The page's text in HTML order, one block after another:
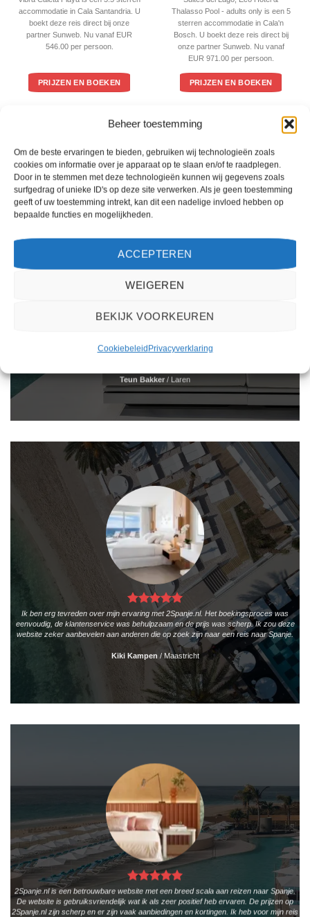
Beheer toestemming
Om de beste ervaringen te bieden, gebruiken wij technologieën zoals
cookies om informatie over je apparaat op te slaan en/of te raadplegen.
Door in te stemmen met deze technologieën kunnen wij gegevens zoals
surfgedrag of unieke ID's op deze site verwerken. Als je geen toestemming
geeft of uw toestemming intrekt, kan dit een nadelige invloed hebben op
bepaalde functies en mogelijkheden.
ACCEPTEREN
WEIGEREN
BEKIJK VOORKEUREN
CookiebeleidPrivacyverklaring
5
accommodatie in Cala Santandria. U
boekt deze reis direct bij onze
partner Sunweb. Nu vanaf EUR
546.00 per persoon.
PRIJZEN EN BOEKEN
Thalasso Pool - adults only is een 5
sterren accommodatie in Cala'n
Bosch. U boekt deze reis direct bij
onze partner Sunweb. Nu vanaf
EUR 971.00 per persoon.
PRIJZEN EN BOEKEN
WAT ZE OVER ONS ZEGGEN
vakantie te vinden. De zoekresultaten zijn overzichtelijk en tonen alle belangrijke
Teun Bakker / Laren
Ik ben erg tevreden over mijn ervaring met 2Spanje.nl. Het boekingsproces was
eenvoudig, de klantenservice was behulpzaam en de prijs was scherp. Ik zou deze
website zeker aanbevelen aan anderen die op zoek zijn naar een reis naar Spanje.
Kiki Kampen /Maastricht
2Spanje.nl is een betrouwbare website met een breed scala aan reizen naar Spanje.
De website is gebruiksvriendelijk wat ik als zeer positief heb ervaren. De prijzen op
2Spanje.nl zijn scherp en er zijn vaak aanbiedingen en kortingen. Ik heb voor mijn reis